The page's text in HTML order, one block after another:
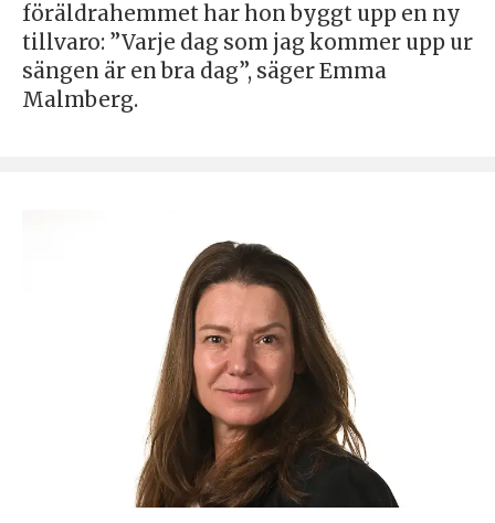
föräldrahemmet har hon byggt upp en ny
tillvaro: ”Varje dag som jag kommer upp ur
sängen är en bra dag”, säger Emma
Malmberg.